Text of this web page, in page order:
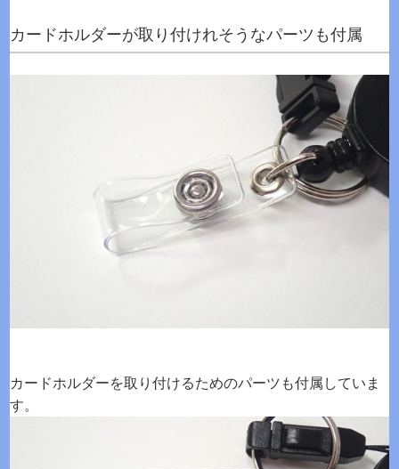
カードホルダーが取り付けれそうなパーツも付属
カードホルダーを取り付けるためのパーツも付属していま
す。